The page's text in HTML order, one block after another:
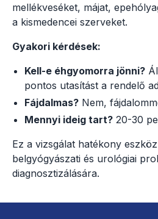
mellékveséket, májat,
a kismedencei szerveket.
Gyakori kérdések:
Kell-e éhgyomorra jönni?
pontos utasítást a rendelő
Fájdalmas? Nem,
Mennyi ideig tart? 20-30
Ez a vizsgálat hatékony
belgyógyászati és urológiai
diagnosztizálására.